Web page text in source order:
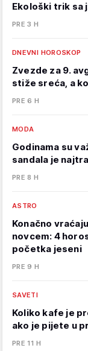
Ekološki trik sa
PRE 3 H
DNEVNI HOROSKOP
Zvezde za 9.
stiže sreća, a
PRE 6 H
MODA
Godinama su
sandala je
PRE 8 H
ASTRO
Konačno
novcem: 4
početka jeseni
PRE 9 H
SAVETI
Koliko kafe je
ako je pijete u
PRE 11 H